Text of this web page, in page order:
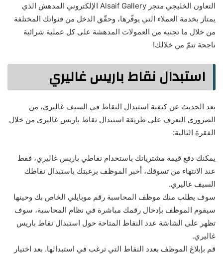
التعاون الخليجي متجر Alsaif Gallery الإلكتروني المدهش الذي
يمتاز بخدمة العملاء التي يوفّرها، وحقّق الدخل من قنواتك المختلفة
من خلال ما تجنيه من العمولات المدهشة على كل عملية شرائية
ناجحة تتمّ من خلالك!
استبدال نقاط باريس غاليري
بعد الحديث عن كيفية استبدال النقاط في السيف غاليري، من
الضروري التعرف على طريقة استبدال نقاط باريس غاليري من خلال
الفقرة التالية:
يمكنك دفع قيمة مشترياتك باستخدام نقاطي باريس غاليري، فقط
عند الانتهاء من تسوقك، أخبر الموظف برغبتك باستبدال نقاطك
السيف غاليري.
سوف يطلب منك موظف المحاسبة رقم موبايلي الخاص بك وحينها
سيقوم الموظف بإدخال رقمك مباشرة في نظام المحاسبة، سوف
تظهر على الشاشة عدد النقاط المتاحة حول استبدال نقاط باريس
غاليري.
قم بإبلاغ الموظف بعدد النقاط التي ترغب في استبدالها. بعد اختيار